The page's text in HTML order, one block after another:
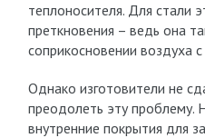
теплоносителя. Для стали
преткновения – ведь она
соприкосновении воздуха
Однако изготовители не
преодолеть эту проблему.
внутренние покрытия для